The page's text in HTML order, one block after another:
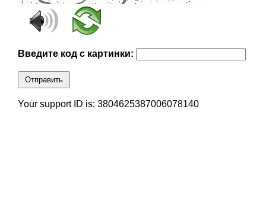
Введите код с картинки:
Отправить
Your support ID is: 3804625387006078140